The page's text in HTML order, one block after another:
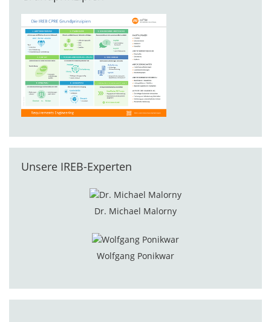
Unsere IREB-Experten
Dr. Michael Malorny
Wolfgang Ponikwar